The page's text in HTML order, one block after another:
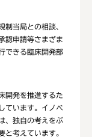
制当局との相談、
認申請等さまざま
できる臨床開発部
開発を推進するた
ています。イノベ
、独自の考えをぶ
と考えています。